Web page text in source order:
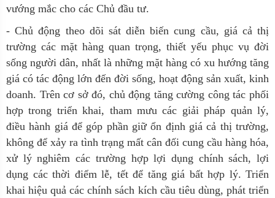
vướng mắc cho các Chủ đầu tư.
- Chủ động theo dõi sát diễn biến cung cầu, giá cả thị
trường các mặt hàng quan trọng, thiết yếu phục vụ đời
sống người dân, nhất là những mặt hàng có xu hướng tăng
giá có tác động lớn đến đời sống, hoạt động sản xuất, kinh
doanh. Trên cơ sở đó, chủ động tăng cường công tác phối
hợp trong triển khai, tham mưu các giải pháp quản lý,
điều hành giá để góp phần giữ ổn định giá cả thị trường,
không để xảy ra tình trạng mất cân đối cung cầu hàng hóa,
xử lý nghiêm các trường hợp lợi dụng chính sách, lợi
dụng các thời điểm lễ, tết để tăng giá bất hợp lý. Triển
khai hiệu quả các chính sách kích cầu tiêu dùng, phát triển